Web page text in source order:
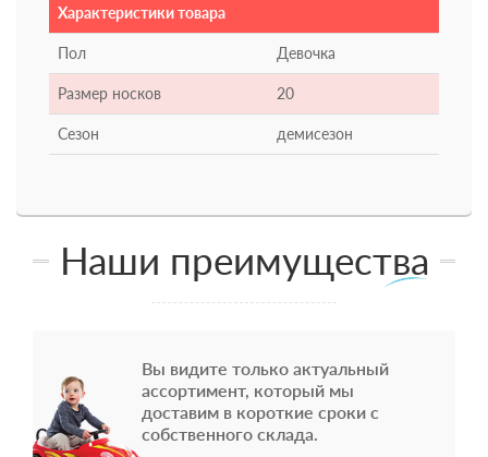
Характеристики товара
Пол Девочка
Размер носков 20
Сезон демисезон
Наши преимущества
Вы видите только актуальный
ассортимент, который мы
доставим в короткие сроки с
собственного склада.